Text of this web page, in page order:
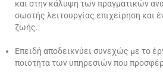
και στην κάλυψη των πραγματικών
σωστής λειτουργίας επιχείρηση και
ζωής.
Επειδή αποδεικνύει συνεχώς με το
ποιότητα των υπηρεσιών που